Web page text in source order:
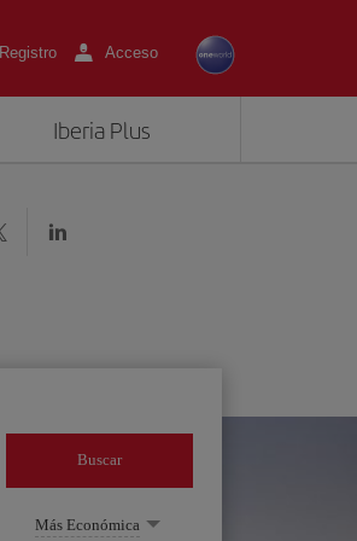
Registro Acceso
Iberia Plus
Buscar
Más Económica